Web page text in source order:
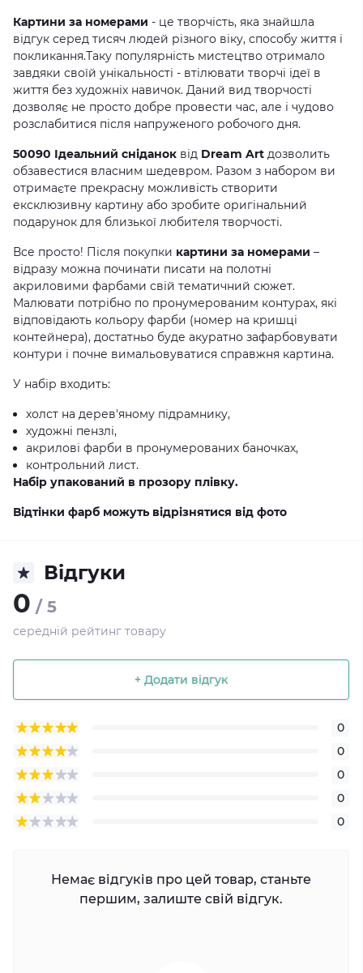
Картини за номерами - це творчість, яка знайшла
відгук серед тисяч людей різного віку, способу життя і
покликання.Таку популярність мистецтво отримало
завдяки своїй унікальності - втілювати творчі ідеї в
життя без художніх навичок. Даний вид творчості
дозволяє не просто добре провести час, але і чудово
розслабитися після напруженого робочого дня.
50090 Ідеальний сніданок від Dream Art дозволить
обзавестися власним шедевром. Разом з набором ви
отримаєте прекрасну можливість створити
ексклюзивну картину або зробите оригінальний
подарунок для близької любителя творчості.
Все просто! Після покупки картини за номерами –
відразу можна починати писати на полотні
акриловими фарбами свій тематичний сюжет.
Малювати потрібно по пронумерованим контурах, які
відповідають кольору фарби (номер на кришці
контейнера), достатньо буде акуратно зафарбовувати
контури і почне вимальовуватися справжня картина.
У набір входить:
холст на дерев'яному підрамнику,
художні пензлі,
акрилові фарби в пронумерованих баночках,
контрольний лист.
Набір упакований в прозору плівку.
Відтінки фарб можуть відрізнятися від фото
Відгуки
0 / 5
середній рейтинг товару
+ Додати відгук
0
0
0
0
0
Немає відгуків про цей товар, станьте
першим, залиште свій відгук.